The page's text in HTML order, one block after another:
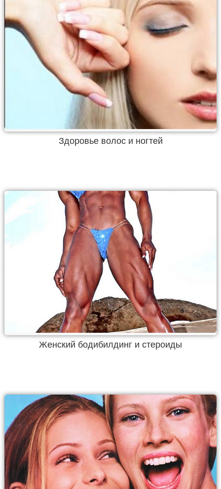
Здоровье волос и ногтей
Женский бодибилдинг и стероиды